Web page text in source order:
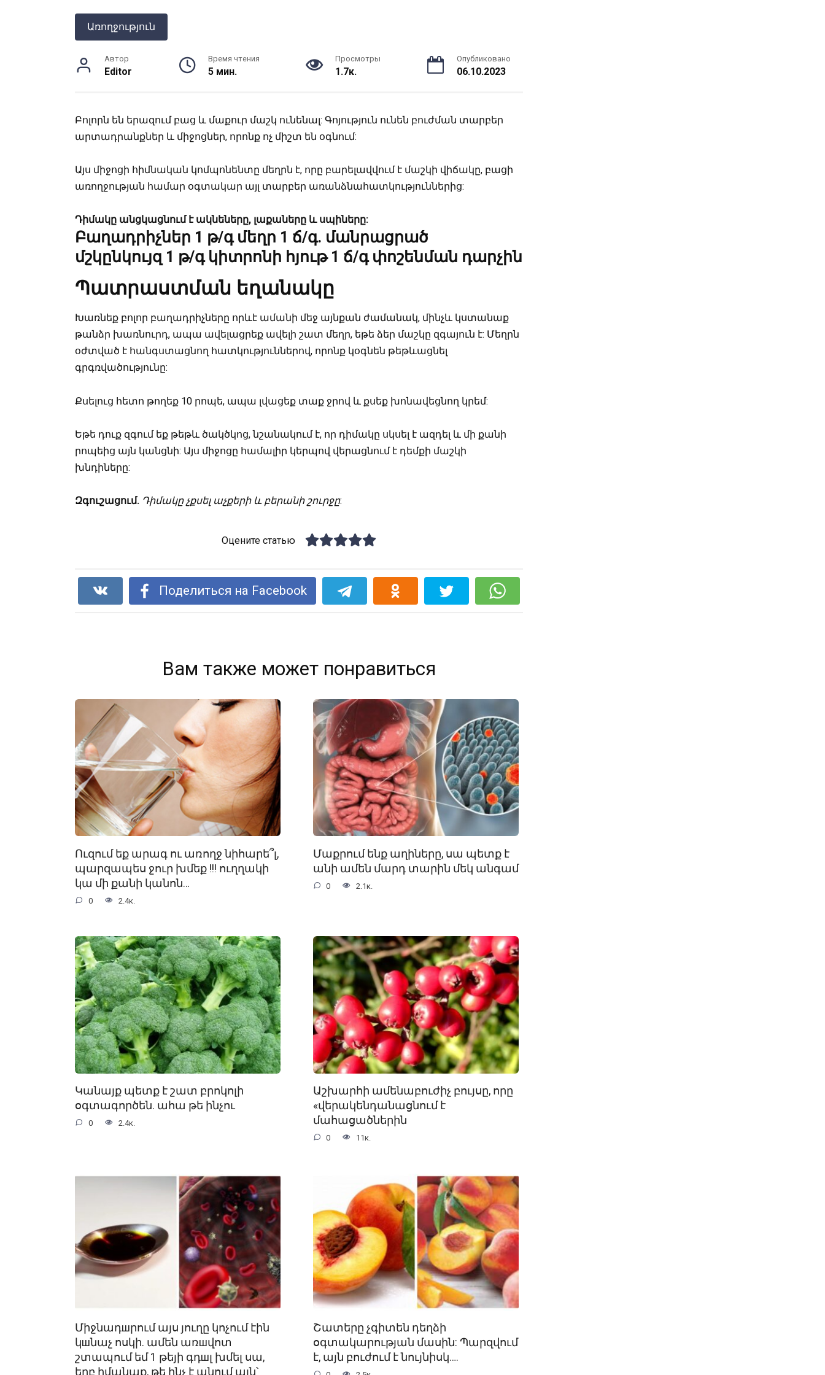
Առողջություն
Автор
Editor
Время чтения
5 мин.
Просмотры
1.7к.
Опубликовано
06.10.2023
Բոլորն են երազում բաց և մաքուր մաշկ ունենալ: Գոյություն ունեն բուժման տարբեր
արտադրանքներ և միջոցներ, որոնք ոչ միշտ են օգնում:
Այս միջոցի հիմնական կոմպոնենտը մեղրն է, որը բարելավվում է մաշկի վիճակը, բացի
առողջության համար օգտակար այլ տարբեր առանձնահատկություններից:
Դիմակը անցկացնում է ակնեները, լաքաները և սպիները:
Բաղադրիչներ 1 թ/գ մեղր 1 ճ/գ. մանրացրած
մշկընկույզ 1 թ/գ կիտրոնի հյութ 1 ճ/գ փոշենման դարչին
Պատրաստման եղանակը
Խառնեք բոլոր բաղադրիչները որևէ ամանի մեջ այնքան ժամանակ, մինչև կստանաք
թանձր խառնուրդ, ապա ավելացրեք ավելի շատ մեղր, եթե ձեր մաշկը զգայուն է: Մեղրն
օժտված է հանգստացնող հատկություններով, որոնք կօգնեն թեթևացնել
գրգռվածությունը:
Քսելուց հետո թողեք 10 րոպե, ապա լվացեք տաք ջրով և քսեք խոնավեցնող կրեմ:
Եթե դուք զգում եք թեթև ծակծկոց, նշանակում է, որ դիմակը սկսել է ազդել և մի քանի
րոպեից այն կանցնի: Այս միջոցը համալիր կերպով վերացնում է դեմքի մաշկի
խնդիները:
Զգուշացում. Դիմակը չքսել աչքերի և բերանի շուրջը:
Оцените статью
Поделиться на Facebook
Вам также может понравиться
Ուզում եք արագ ու առողջ նիհարե՞լ,
պարզապես ջուր խմեք !!! ուղղակի
կա մի քանի կանոն…
0 2.4к.
Մաքրում ենք աղիները, սա պետք է
անի ամեն մարդ տարին մեկ անգամ
0 2.1к.
Կանայք պետք է շատ բրոկոլի
օգտագործեն. ահա թե ինչու
0 2.4к.
Աշխարհի ամենաբուժիչ բույսը, որը
«վերակենդանացնում է
մահացածներին
0 11к.
Միջնադшրում այս յուղը կոչում էին
կшնաչ ոսկի. ամեն առшվոտ
շտապում եմ 1 թեյի գդшլ խմել սա,
երբ իմանաք, թե ինչ է անում այն՝
Շատերը չգիտեն դեղձի
օգտակարության մասին: Պարզվում
է, այն բուժում է նույնիսկ….